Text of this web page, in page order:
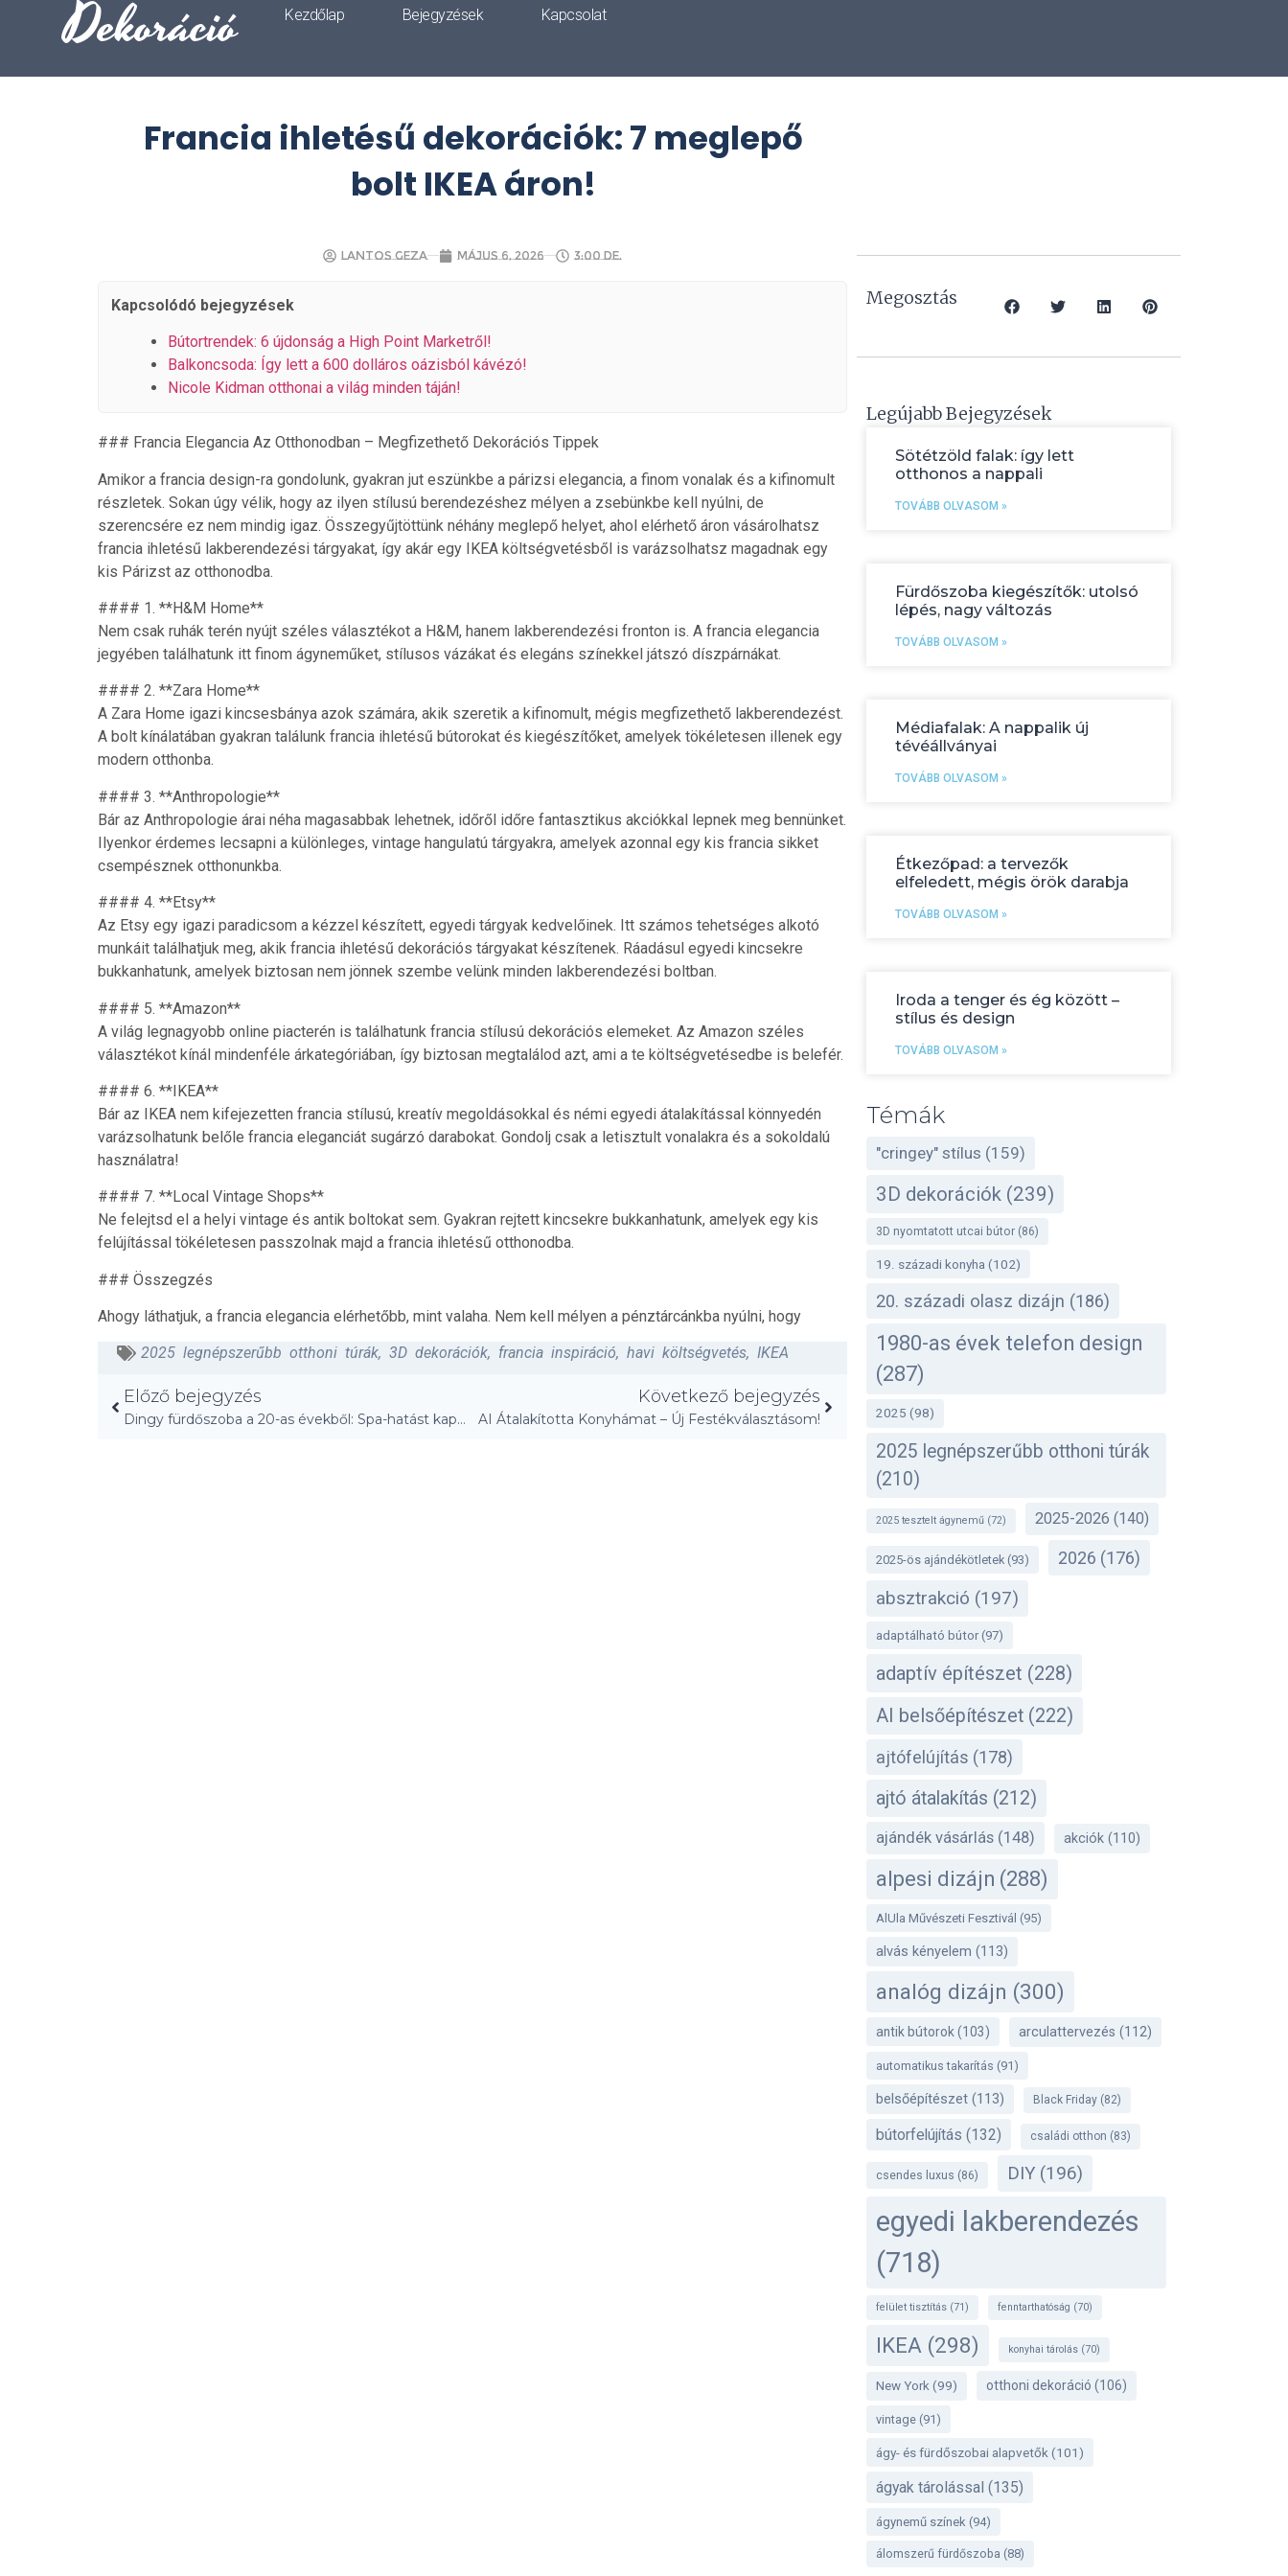
Dekoráció Kezdőlap Bejegyzések Kapcsolat
Francia ihletésű dekorációk: 7 meglepő
bolt IKEA áron!
Lantos Geza május 6, 2026 3:00 de.
Kapcsolódó bejegyzések
Bútortrendek: 6 újdonság a High Point Marketről!
Balkoncsoda: Így lett a 600 dolláros oázisból kávézó!
Nicole Kidman otthonai a világ minden táján!
### Francia Elegancia Az Otthonodban – Megfizethető Dekorációs Tippek
Amikor a francia design-ra gondolunk, gyakran jut eszünkbe a párizsi elegancia, a finom vonalak és a kifinomult
részletek. Sokan úgy vélik, hogy az ilyen stílusú berendezéshez mélyen a zsebünkbe kell nyúlni, de
szerencsére ez nem mindig igaz. Összegyűjtöttünk néhány meglepő helyet, ahol elérhető áron vásárolhatsz
francia ihletésű lakberendezési tárgyakat, így akár egy IKEA költségvetésből is varázsolhatsz magadnak egy
kis Párizst az otthonodba.
#### 1. **H&M Home**
Nem csak ruhák terén nyújt széles választékot a H&M, hanem lakberendezési fronton is. A francia elegancia
jegyében találhatunk itt finom ágyneműket, stílusos vázákat és elegáns színekkel játszó díszpárnákat.
#### 2. **Zara Home**
A Zara Home igazi kincsesbánya azok számára, akik szeretik a kifinomult, mégis megfizethető lakberendezést.
A bolt kínálatában gyakran találunk francia ihletésű bútorokat és kiegészítőket, amelyek tökéletesen illenek egy
modern otthonba.
#### 3. **Anthropologie**
Bár az Anthropologie árai néha magasabbak lehetnek, időről időre fantasztikus akciókkal lepnek meg bennünket.
Ilyenkor érdemes lecsapni a különleges, vintage hangulatú tárgyakra, amelyek azonnal egy kis francia sikket
csempésznek otthonunkba.
#### 4. **Etsy**
Az Etsy egy igazi paradicsom a kézzel készített, egyedi tárgyak kedvelőinek. Itt számos tehetséges alkotó
munkáit találhatjuk meg, akik francia ihletésű dekorációs tárgyakat készítenek. Ráadásul egyedi kincsekre
bukkanhatunk, amelyek biztosan nem jönnek szembe velünk minden lakberendezési boltban.
#### 5. **Amazon**
A világ legnagyobb online piacterén is találhatunk francia stílusú dekorációs elemeket. Az Amazon széles
választékot kínál mindenféle árkategóriában, így biztosan megtalálod azt, ami a te költségvetésedbe is belefér.
#### 6. **IKEA**
Bár az IKEA nem kifejezetten francia stílusú, kreatív megoldásokkal és némi egyedi átalakítással könnyedén
varázsolhatunk belőle francia eleganciát sugárzó darabokat. Gondolj csak a letisztult vonalakra és a sokoldalú
használatra!
#### 7. **Local Vintage Shops**
Ne felejtsd el a helyi vintage és antik boltokat sem. Gyakran rejtett kincsekre bukkanhatunk, amelyek egy kis
felújítással tökéletesen passzolnak majd a francia ihletésű otthonodba.
### Összegzés
Ahogy láthatjuk, a francia elegancia elérhetőbb, mint valaha. Nem kell mélyen a pénztárcánkba nyúlni, hogy
2025 legnépszerűbb otthoni túrák, 3D dekorációk, francia inspiráció, havi költségvetés, IKEA
Előző bejegyzés
Dingy fürdőszoba a 20-as évekből: Spa-hatást kapott!
Következő bejegyzés
AI Átalakította Konyhámat – Új Festékválasztásom!
Megosztás
Legújabb Bejegyzések
Sötétzöld falak: így lett
otthonos a nappali
TOVÁBB OLVASOM »
Fürdőszoba kiegészítők: utolsó
lépés, nagy változás
TOVÁBB OLVASOM »
Médiafalak: A nappalik új
tévéállványai
TOVÁBB OLVASOM »
Étkezőpad: a tervezők
elfeledett, mégis örök darabja
TOVÁBB OLVASOM »
Iroda a tenger és ég között –
stílus és design
TOVÁBB OLVASOM »
Témák
"cringey" stílus (159)
3D dekorációk(239)
3D nyomtatott utcai bútor(86)
19. századi konyha (102)
20. századi olasz dizájn (186)
1980-as évek telefon design
(287)
2025 (98)
2025 legnépszerűbb otthoni túrák
(210)
2025 tesztelt ágynemű(72) 2025-2026 (140)
2025-ös ajándékötletek(93) 2026 (176)
absztrakció (197)
adaptálható bútor(97)
adaptív építészet (228)
AI belsőépítészet(222)
ajtófelújítás (178)
ajtó átalakítás (212)
ajándék vásárlás(148) akciók(110)
alpesi dizájn (288)
AlUla Művészeti Fesztivál (95)
alvás kényelem (113)
analóg dizájn (300)
antik bútorok (103) arculattervezés (112)
automatikus takarítás (91)
belsőépítészet(113) Black Friday(82)
bútorfelújítás (132) családi otthon (83)
csendes luxus (86) DIY(196)
egyedi lakberendezés
(718)
felület tisztítás(71) fenntarthatóság (70)
IKEA (298) konyhai tárolás(70)
New York(99) otthoni dekoráció (106)
vintage(91)
ágy- és fürdőszobai alapvetők (101)
ágyak tárolással (135)
ágynemű színek(94)
álomszerű fürdőszoba (88)